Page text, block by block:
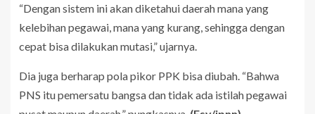
“Dengan sistem ini akan diketahui daerah mana yang
kelebihan pegawai, mana yang kurang, sehingga dengan
cepat bisa dilakukan mutasi,” ujarnya.
Dia juga berharap pola pikor PPK bisa diubah. “Bahwa
PNS itu pemersatu bangsa dan tidak ada istilah pegawai